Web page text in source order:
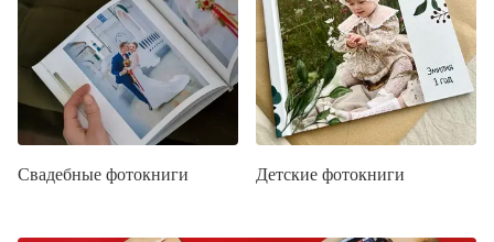
Свадебные фотокниги Детские фотокниги